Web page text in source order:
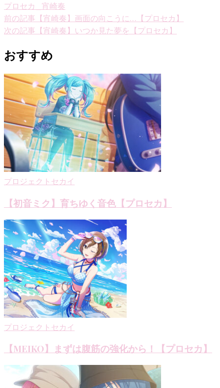
プロセカ_宵崎奏
投
稿
ナ
ビ
ゲ
ー
シ
ョ
ン
前の記事 【宵崎奏】画面の向こうに…【プロセカ】
次の記事 【宵崎奏】いつか見た夢を【プロセカ】
おすすめ
プロジェクトセカイ
【初音ミク】育ちゆく音色【プロセカ】
プロジェクトセカイ
【MEIKO】まずは腹筋の強化から！【プロセカ】